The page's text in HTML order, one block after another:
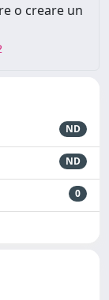
o creare un
ND
ND
0